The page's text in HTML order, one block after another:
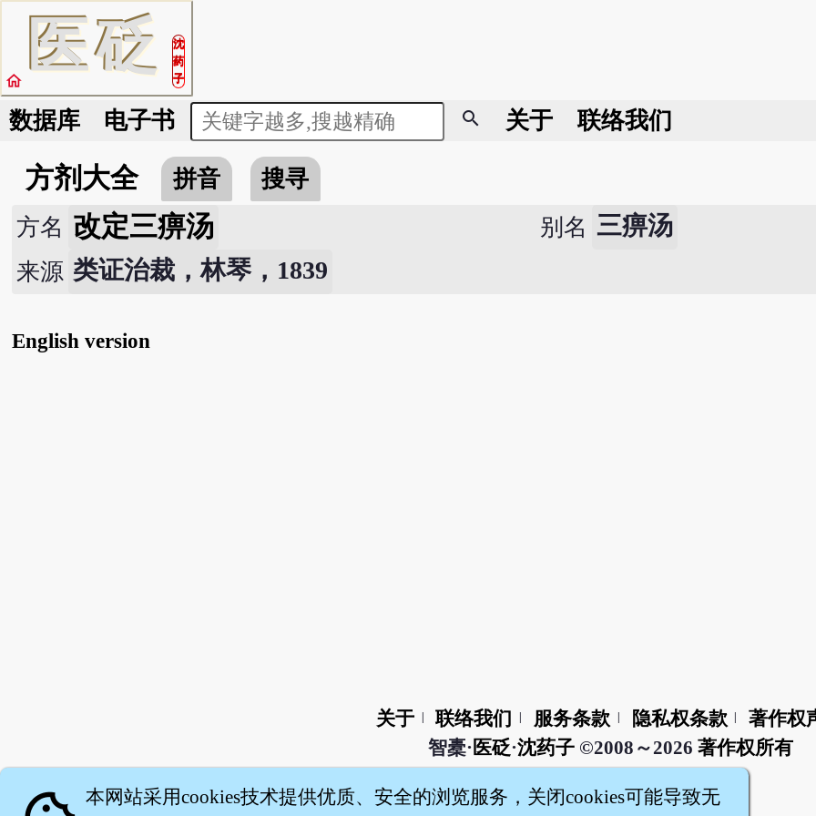
医砭
沈
药
子
home
数据库 电子书 search 关于 联络我们
方剂大全 拼音
搜寻
方名 改定三痹汤 别名 三痹汤
来源 类证治裁，林琴，1839
English version
关于 联络我们 服务条款 隐私权条款
著作权
智橐· 医砭·沈药子©2008～2026 著作权所有
本网站采用cookies技术提供优质、安全的浏览服务，关闭cookies可能导致无